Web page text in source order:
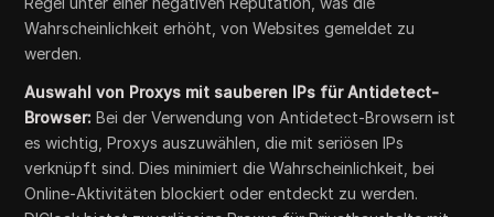
Wahrscheinlichkeit erhöht, von Websites gemeldet zu
werden.
Auswahl von Proxys mit sauberen IPs für Antidetect-
Browser:Bei der Verwendung von Antidetect-Browsern ist
es wichtig, Proxys auszuwählen, die mit seriösen IPs
verknüpft sind. Dies minimiert die Wahrscheinlichkeit, bei
Online-Aktivitäten blockiert oder entdeckt zu werden.